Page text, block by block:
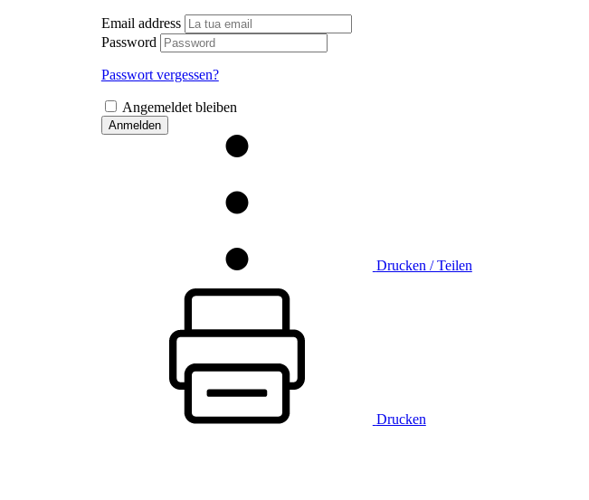
Email address
Password
Passwort vergessen?
Angemeldet bleiben
Anmelden
Drucken / Teilen
Drucken